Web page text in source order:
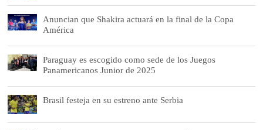
Anuncian que Shakira actuará en la final de la Copa
América
Paraguay es escogido como sede de los Juegos
Panamericanos Junior de 2025
Brasil festeja en su estreno ante Serbia